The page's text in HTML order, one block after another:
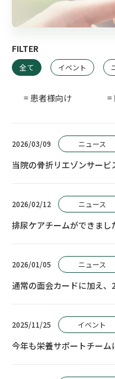
FILTER
全て イベント
= 患者様向け =
2026/03/09 ニュース
当院の骨折リエゾンサービ
2026/02/12 ニュース
排尿ケアチームができまし
2026/01/05 ニュース
2025/11/25 イベント
今年も栄養サポートチー